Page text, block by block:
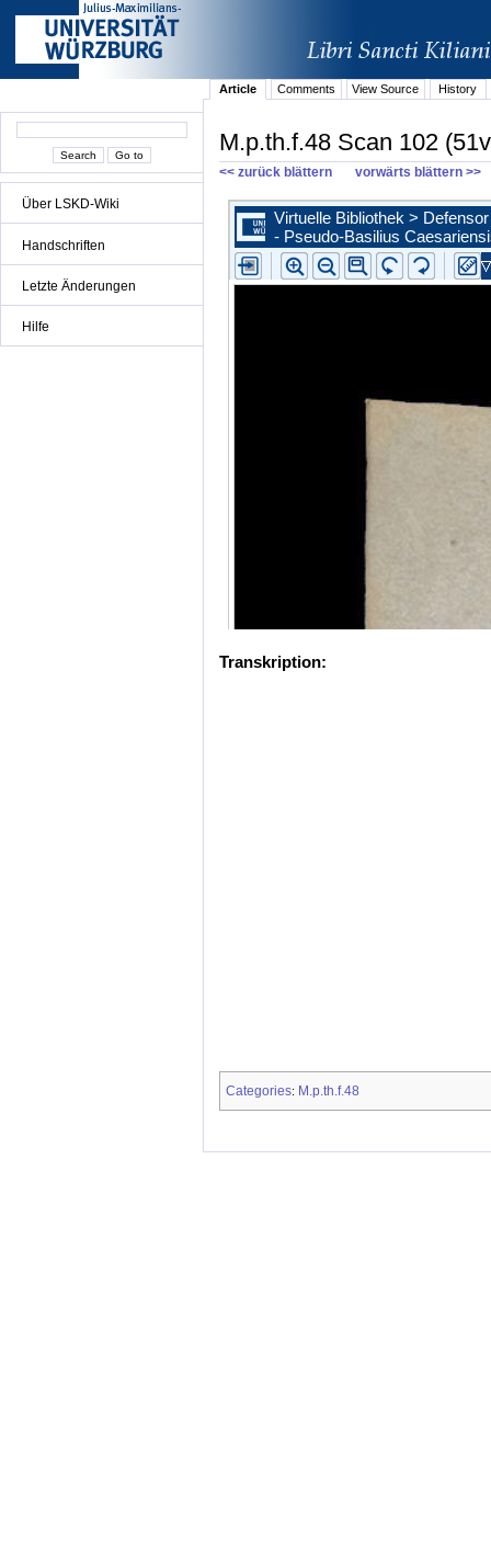
Über LSKD-Wiki
Handschriften
Letzte Änderungen
Hilfe
Article Comments View Source History
M.p.th.f.48 Scan 102
<< zurück blättern vorwärts blättern >>
Transkription:
Categories: M.p.th.f.48